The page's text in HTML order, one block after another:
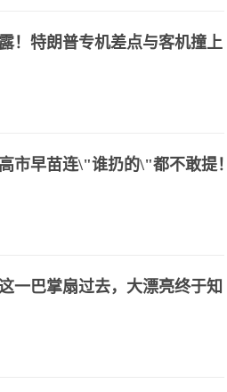
！特朗普专机差点与客机撞上
市早苗连\"谁扔的\"都不敢提！
一巴掌扇过去，大漂亮终于知